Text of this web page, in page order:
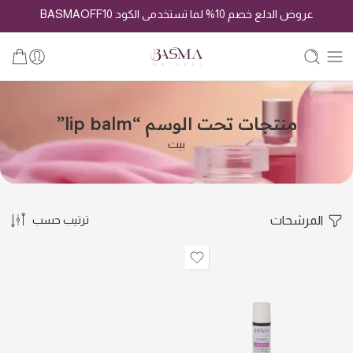
عروض الدلع خصم 10% لما تستخدمى الكود BASMAOFF10
منتجات تحت الوسم “lip balm”
بيت
المرشحات ترتيب حسب